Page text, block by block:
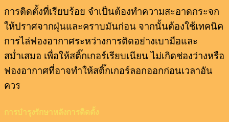
การติดตั้งที่เรียบร้อย จำเป็นต้องทำความสะอาดกระจก
ให้ปราศจากฝุ่นและคราบมันก่อน จากนั้นต้องใช้เทคนิค
การไล่ฟองอากาศระหว่างการติดอย่างเบามือและ
สม่ำเสมอ เพื่อให้สติ๊กเกอร์เรียบเนียน ไม่เกิดช่องว่างหรือ
ฟองอากาศที่อาจทำให้สติ๊กเกอร์ลอกออกก่อนเวลาอัน
ควร
การบำรุงรักษาหลังการติดตั้ง